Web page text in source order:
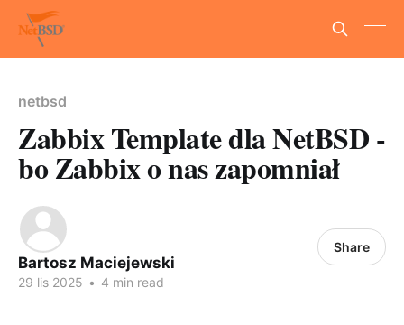
netbsd
Zabbix Template dla NetBSD -
bo Zabbix o nas zapomniał
Bartosz Maciejewski
29 lis 2025 • 4 min read
Share